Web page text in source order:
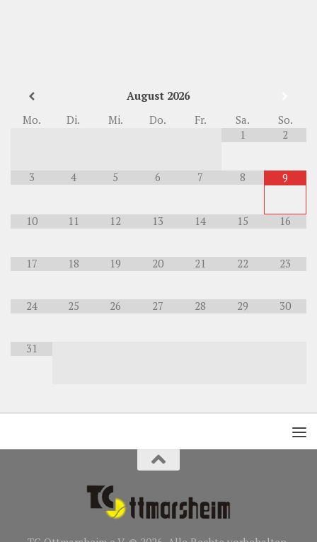
August 2026
Mo.
Di. Mi. Do. Fr. Sa.
So.
1
2
3 4 5 6 7 8 9
10 11 12 13 14 15 16
17 18 19 20 21 22 23
24 25 26 27 28 29 30
31